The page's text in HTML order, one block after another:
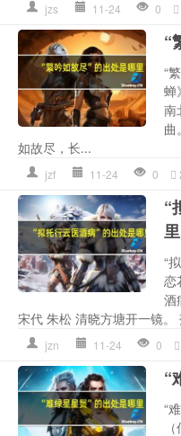
jzs 11-24 0
“
“
蝉
南
曲
如故尽，长...
jzf 11-24 0
“
里
“
恋
酒
宋代 朱松 清晓方塘开一镜。
jzn 11-24 0
“
“